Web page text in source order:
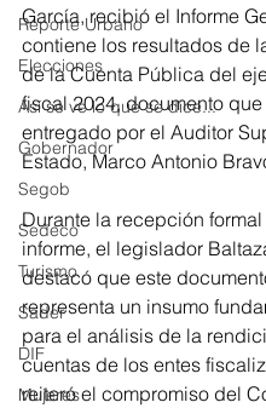
Reporte Urbano
Elecciones
Así se ve lo que se dice...
Gobernador
Segob
Sedeco
Turismo
Sader
DIF
Mujeres
García, recibió el Informe
contiene los resultados de
de la Cuenta Pública del
fiscal 2024, documento que
entregado por el Auditor
Estado, Marco Antonio
Durante la recepción
informe, el legislador
destacó que este
representa un insumo
para el análisis de la
cuentas de los entes
reiteró el compromiso del